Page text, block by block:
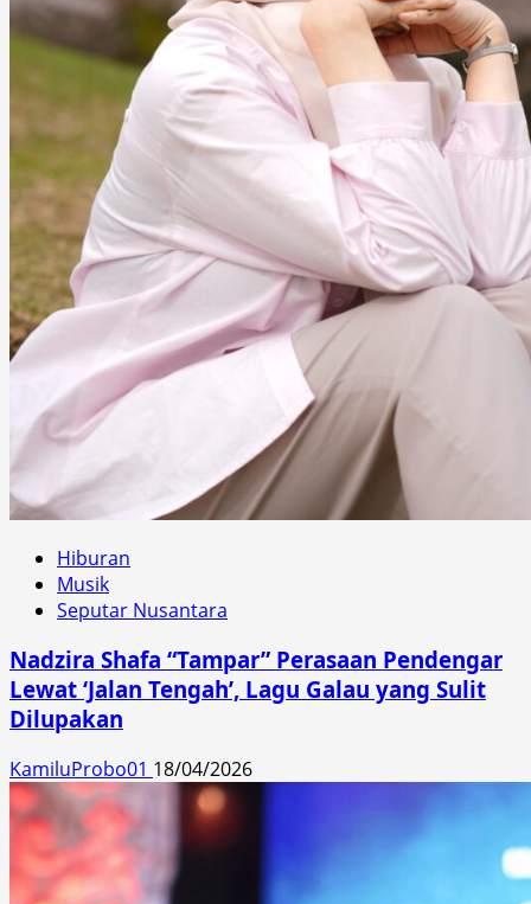
Hiburan
Musik
Seputar Nusantara
Nadzira Shafa “Tampar” Perasaan Pendengar
Lewat ‘Jalan Tengah’, Lagu Galau yang Sulit
Dilupakan
KamiluProbo01 18/04/2026